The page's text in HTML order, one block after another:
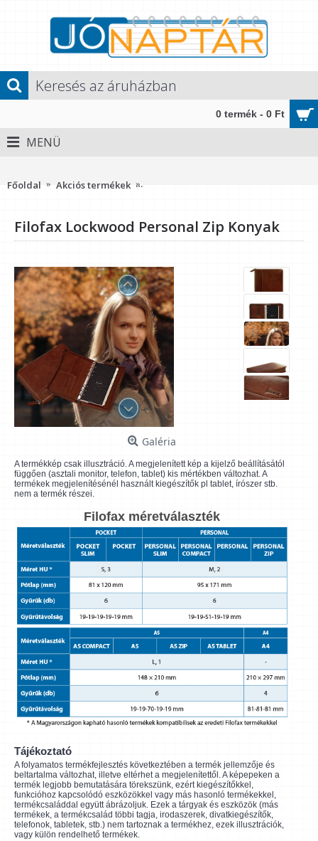
0 termék - 0 Ft
MENÜ
Főoldal Akciós termékek
Filofax Lockwood Personal Zip Konyak
Galéria
A termékkép csak illusztráció. A megjelenített kép a kijelző beállításától
függően (asztali monitor, telefon, tablet) kis mértékben változhat. A
termékek megjelenítésénél használt kiegészítők pl tablet, írószer stb.
nem a termék részei.
Filofax méretválaszték
Tájékoztató
A folyamatos termékfejlesztés következtében a termék jellemzője és
beltartalma változhat, illetve eltérhet a megjelenítettől. A képepeken a
termék legjobb bemutatására törekszünk, ezért kiegészítőkkel,
funkcióhoz kapcsolódó eszközökkel vagy más hasonló termékekkel,
termékcsaláddal együtt ábrázoljuk. Ezek a tárgyak és eszközök (más
termékek, a termékcsalád többi tagja, irodaszerek, divatkiegészítők,
telefonok, tabletek, stb.) nem tartoznak a termékhez, ezek illusztrációk,
vagy külön rendelhető termékek.